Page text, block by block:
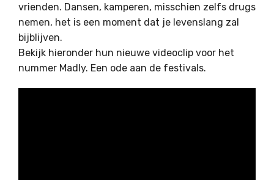
vrienden. Dansen, kamperen, misschien zelfs drugs
nemen, het is een moment dat je levenslang zal
bijblijven.
Bekijk hieronder hun nieuwe videoclip voor het
nummer Madly. Een ode aan de festivals.